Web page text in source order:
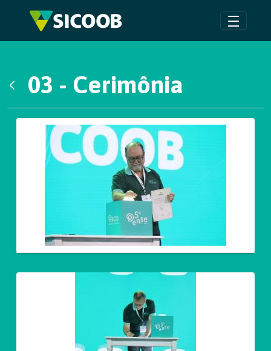
Pular para o Conteúdo principal
03 - Cerimônia
Galeria de Mídias